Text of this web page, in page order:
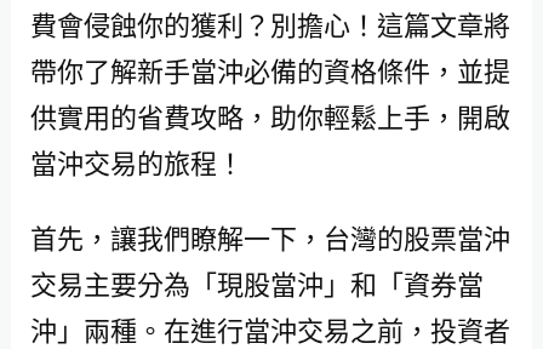
費會侵蝕你的獲利？別擔心！這篇文章將
帶你了解新手當沖必備的資格條件，並提
供實用的省費攻略，助你輕鬆上手，開啟
當沖交易的旅程！
首先，讓我們瞭解一下，台灣的股票當沖
交易主要分為「現股當沖」和「資券當
沖」兩種。在進行當沖交易之前，投資者